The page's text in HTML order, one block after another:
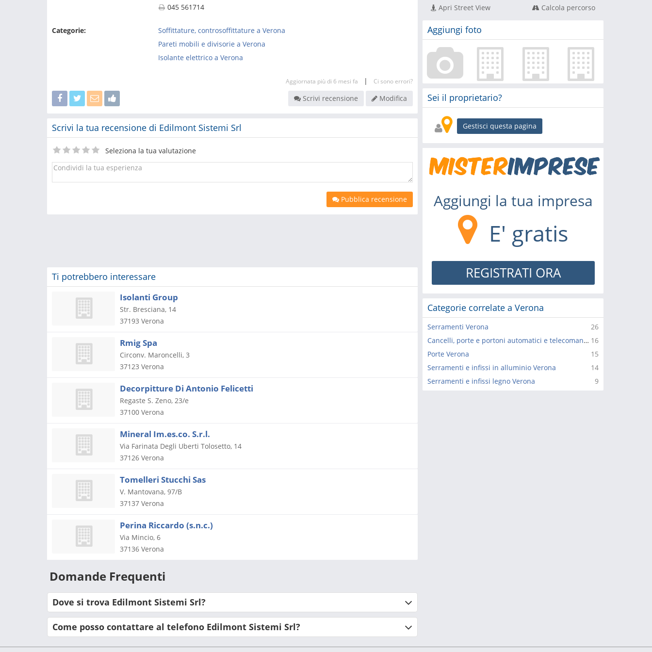
045 561714
Categorie:
Soffittature, controsoffittature a Verona
Pareti mobili e divisorie a Verona
Isolante elettrico a Verona
Aggiornata più di 6 mesi fa | Ci sono errori?
Scrivi recensione Modifica
Scrivi la tua recensione di Edilmont Sistemi Srl
Seleziona la tua valutazione
Pubblica recensione
Ti potrebbero interessare
Isolanti Group
Str. Bresciana, 14
37193 Verona
Rmig Spa
Circonv. Maroncelli, 3
37123 Verona
Decorpitture Di Antonio Felicetti
Regaste S. Zeno, 23/e
37100 Verona
Mineral Im.es.co. S.r.l.
Via Farinata Degli Uberti Tolosetto, 14
37126 Verona
Tomelleri Stucchi Sas
V. Mantovana, 97/B
37137 Verona
Perina Riccardo (s.n.c.)
Via Mincio, 6
37136 Verona
Domande Frequenti
Dove si trova Edilmont Sistemi Srl?
Come posso contattare al telefono Edilmont Sistemi Srl?
Apri Street View Calcola percorso
Aggiungi foto
Sei il proprietario?
Gestisci questa pagina
Aggiungi la tua impresa
E' gratis
REGISTRATI ORA
Categorie correlate a Verona
26
Serramenti Verona
16
Cancelli, porte e portoni automatici e telecomandati Verona
15
Porte Verona
14
Serramenti e infissi in alluminio Verona
9
Serramenti e infissi legno Verona